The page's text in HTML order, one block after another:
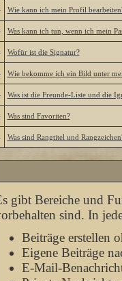
Wie kann ich mein Profil
Was kann ich tun, wenn ich mein
Wofür ist die Signatur?
Wie bekomme ich ein Bild unter
Was ist die Freunde-Liste und die
Was sind Favoriten?
Was sind Rangtitel und
gibt Bereiche und
sind. In
Beiträge erstellen
Eigene Beiträge
E-Mail-